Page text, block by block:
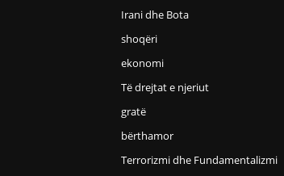
Irani dhe Bota
shoqëri
ekonomi
Të drejtat e njeriut
gratë
bërthamor
Terrorizmi dhe Fundamentalizmi